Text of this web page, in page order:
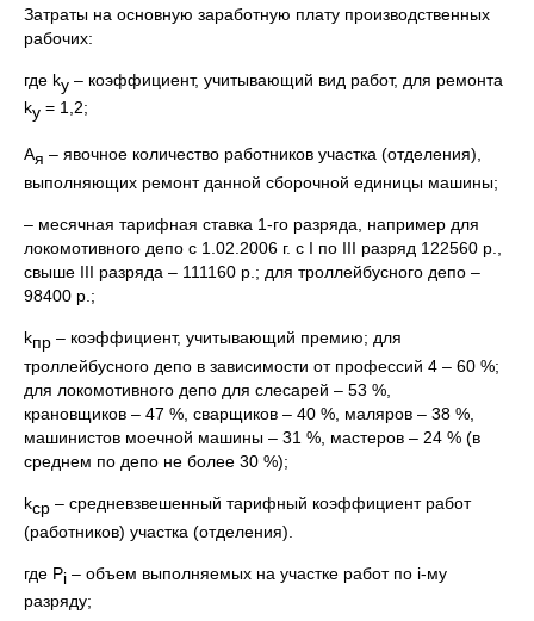
Затраты на основную заработную плату производственных
рабочих:
где kу – коэффициент, учитывающий вид работ, для ремонта
kу = 1,2;
Ая – явочное количество работников участка (отделения),
выполняющих ремонт данной сборочной единицы машины;
– месячная тарифная ставка 1-го разряда, например для
локомотивного депо с 1.02.2006 г. с I по III разряд 122560 р.,
свыше III разряда – 111160 р.; для троллейбусного депо –
98400 р.;
kпр – коэффициент, учитывающий премию; для
троллейбусного депо в зависимости от профессий 4 – 60 %;
для локомотивного депо для слесарей – 53 %,
крановщиков – 47 %, сварщиков – 40 %, маляров – 38 %,
машинистов моечной машины – 31 %, мастеров – 24 % (в
среднем по депо не более 30 %);
kср – средневзвешенный тарифный коэффициент работ
(работников) участка (отделения).
где Pi – объем выполняемых на участке работ по i-му
разряду;